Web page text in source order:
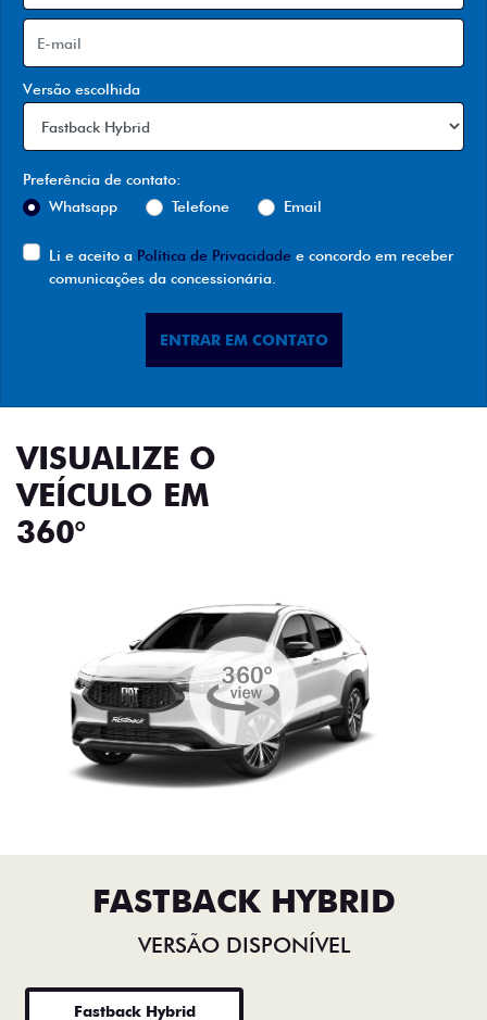
Versão escolhida
Preferência de contato:
Whatsapp
Telefone Email
Li e aceito a Política de Privacidade e concordo em receber
comunicações da concessionária.
ENTRAR EM CONTATO
VISUALIZE O
VEÍCULO EM
360°
FASTBACK HYBRID
VERSÃO DISPONÍVEL
Fastback Hybrid